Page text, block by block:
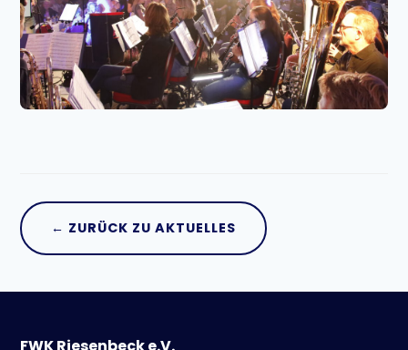
← ZURÜCK ZU AKTUELLES
FWK Riesenbeck e.V.